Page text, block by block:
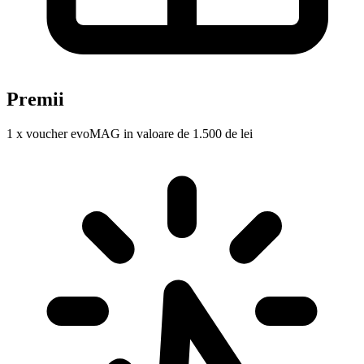
Premii
1 x voucher evoMAG in valoare de 1.500 de lei